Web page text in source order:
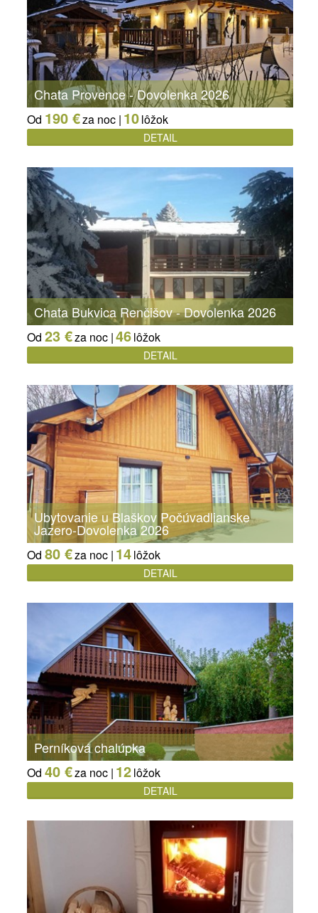
Chata Provence - Dovolenka 2026
Od 190 €za noc | 10lôžok
DETAIL
Chata Bukvica Renčišov - Dovolenka 2026
Od 23 €za noc |46lôžok
DETAIL
Ubytovanie u Blaškov Počúvadlianske
Jazero-Dovolenka 2026
Od 80 €za noc | 14lôžok
DETAIL
Perníková chalúpka
Od 40 €za noc | 12lôžok
DETAIL